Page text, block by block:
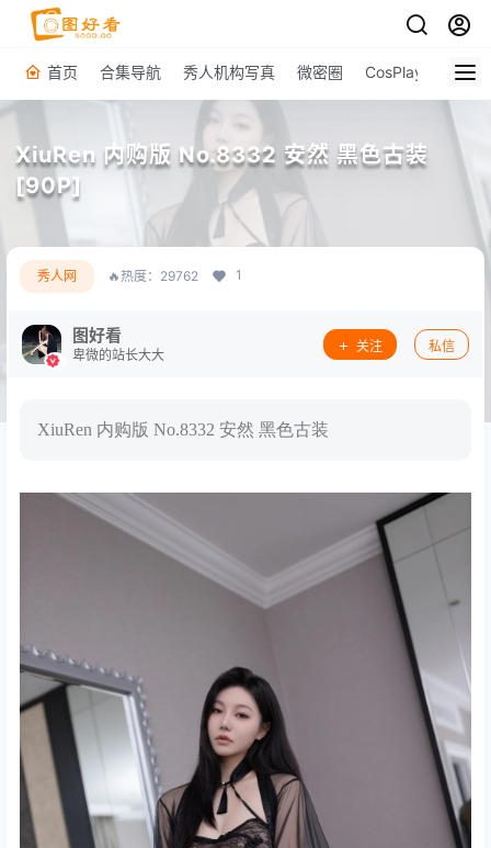
首页 合集导航 秀人机构写真 微密圈 CosPlay 原图
XiuRen 内购版 No.8332 安然 黑色古装
[90P]
秀人网 🔥热度：29762 1
图好看
卑微的站长大大
关注 私信
XiuRen 内购版 No.8332 安然 黑色古装